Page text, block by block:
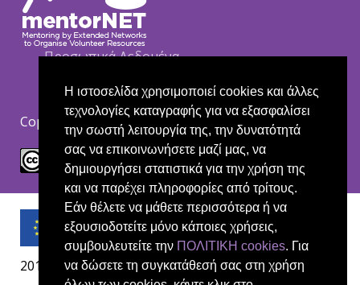
Η ιστοσελίδα χρησιμοποιεί cookies και άλλες
τεχνολογίες καταγραφής για να εξασφαλίσει
την σωστή λειτουργία της, την δυνατότητά
σας να επικοινωνήσετε μαζί μας, να
δημιουργήσει στατιστικά για την χρήση της
και να παρέχει πληροφορίες από τρίτους.
Εάν θέλετε να μάθετε περισσότερα ή να
εξουσιοδοτείτε μόνο κάποιες χρήσεις,
συμβουλευτείτε την ΠΟΛΙΤΙΚΗ cookies. Για
να δώσετε τη συγκατάθεσή σας στη χρήση
Footer
Προσωπικά Δεδομένα
Δήλωση αποποίησης ευθύνης
Copyright Creative Commons CC BY-NC-ND.
2019-1-UK01-KA204-061657